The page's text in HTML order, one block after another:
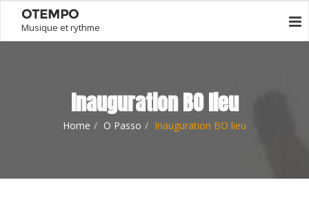
OTEMPO
Musique et rythme
Inauguration BO lieu
Home O Passo Inauguration BO lieu